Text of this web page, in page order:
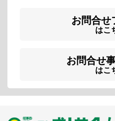
お問合せ
はこ
お問合せ
はこ